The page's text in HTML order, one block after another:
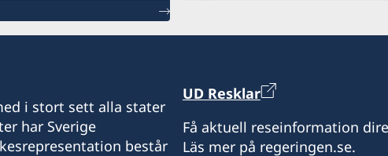
Innovation City Cape Town
i stort sett alla stater
har Sverige
består
UD Resklar
Få aktuell reseinformation
Läs mer på regeringen.se.